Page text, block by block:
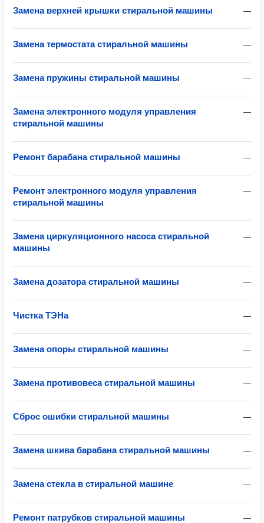
—
Замена верхней крышки стиральной машины
—
Замена термостата стиральной машины
—
Замена пружины стиральной машины
—
Замена электронного модуля управления
стиральной машины
—
Ремонт барабана стиральной машины
—
Ремонт электронного модуля управления
стиральной машины
—
Замена циркуляционного насоса стиральной
машины
—
Замена дозатора стиральной машины
—
Чистка ТЭНа
—
Замена опоры стиральной машины
—
Замена противовеса стиральной машины
—
Сброс ошибки стиральной машины
—
Замена шкива барабана стиральной машины
—
Замена стекла в стиральной машине
—
Ремонт патрубков стиральной машины